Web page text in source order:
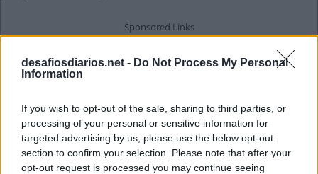
desafiosdiarios.net - Do Not Process My Personal
Information
If you wish to opt-out of the sale, sharing to third parties, or
processing of your personal or sensitive information for
targeted advertising by us, please use the below opt-out
section to confirm your selection. Please note that after your
opt-out request is processed you may continue seeing